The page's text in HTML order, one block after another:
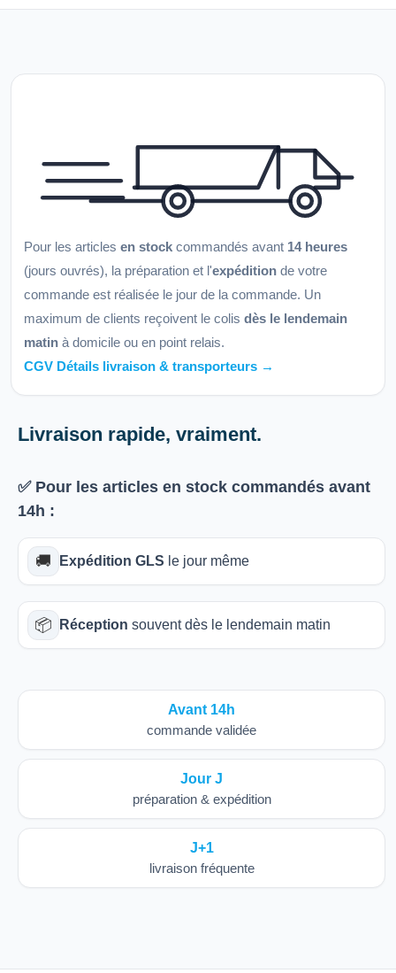
Pour les articles en stock commandés avant 14 heures
(jours ouvrés), la préparation et l'expédition de votre
commande est réalisée le jour de la commande. Un
maximum de clients reçoivent le colis dès le lendemain
matin à domicile ou en point relais.
CGV Détails livraison & transporteurs →
Livraison rapide, vraiment.
✅ Pour les articles en stock commandés avant
14h :
🚚 Expédition GLS le jour même
📦 Réception souvent dès le lendemain matin
Avant 14h
commande validée
Jour J
préparation & expédition
J+1
livraison fréquente